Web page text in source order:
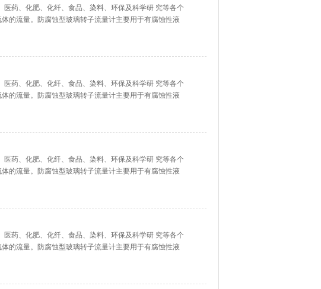
药、化肥、化纤、食品、染料、环保及科学研 究等各个
的流量。防腐蚀型玻璃转子流量计主要用于有腐蚀性液
药、化肥、化纤、食品、染料、环保及科学研 究等各个
的流量。防腐蚀型玻璃转子流量计主要用于有腐蚀性液
药、化肥、化纤、食品、染料、环保及科学研 究等各个
的流量。防腐蚀型玻璃转子流量计主要用于有腐蚀性液
药、化肥、化纤、食品、染料、环保及科学研 究等各个
的流量。防腐蚀型玻璃转子流量计主要用于有腐蚀性液